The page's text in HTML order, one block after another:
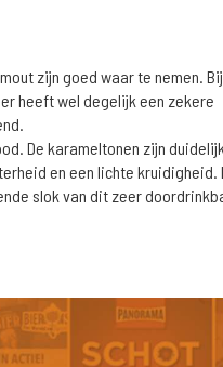
zijn goed waar te nemen.
heeft wel degelijk een zekere
De karameltonen zijn
en een lichte kruidigheid.
slok van dit zeer